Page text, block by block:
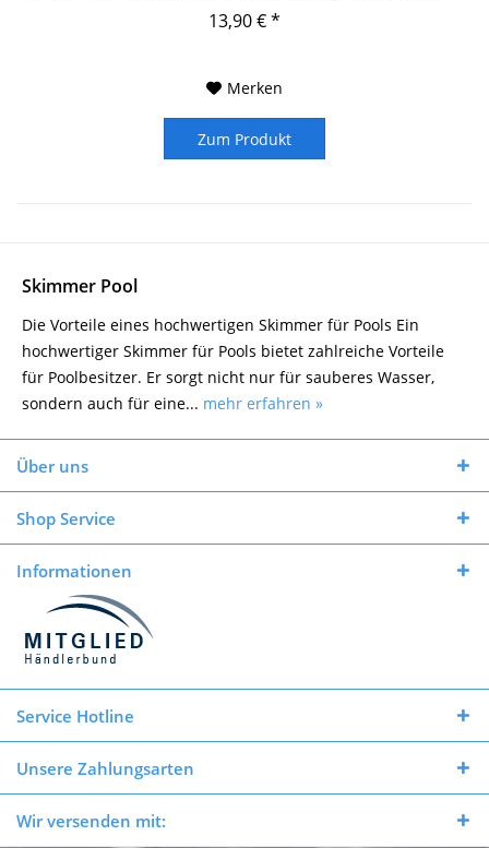
13,90 € *
Merken
Zum Produkt
Skimmer Pool
Die Vorteile eines hochwertigen Skimmer für Pools Ein
hochwertiger Skimmer für Pools bietet zahlreiche Vorteile
für Poolbesitzer. Er sorgt nicht nur für sauberes Wasser,
sondern auch für eine... mehr erfahren »
Über uns
Shop Service
Informationen
Service Hotline
Unsere Zahlungsarten
Wir versenden mit: